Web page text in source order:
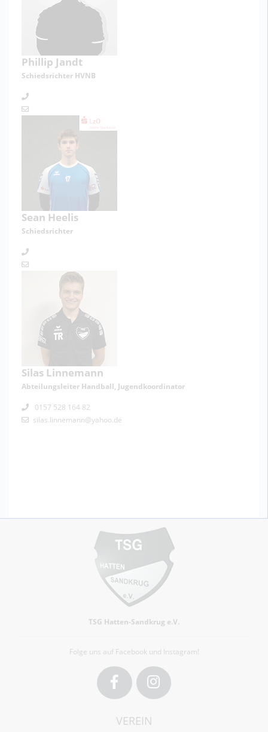
Phillip Jandt
Schiedsrichter HVNB
Sean Heelis
Schiedsrichter
Silas Linnemann
Abteilungsleiter Handball, Jugendkoordinator
0157 528 164 82
silas.linnemann@yahoo.de
VEREIN
TSG Hatten-Sandkrug e.V.
Folge uns auf Facebook und Instagram!
Facebook Instagram